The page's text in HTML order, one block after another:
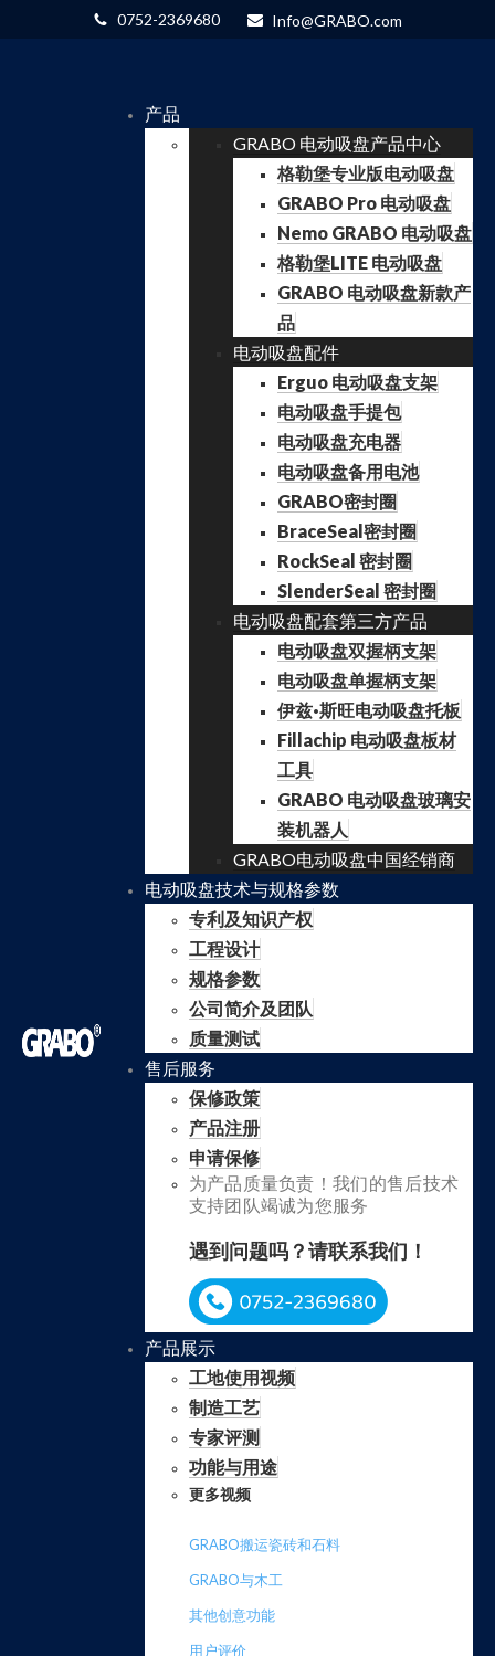
0752-2369680 Info@GRABO.com
产品
GRABO 电动吸盘产品中心
格勒堡专业版电动吸盘
GRABO Pro 电动吸盘
Nemo GRABO 电动吸盘
格勒堡LITE 电动吸盘
GRABO 电动吸盘新款产
品
电动吸盘配件
Erguo 电动吸盘支架
电动吸盘手提包
电动吸盘充电器
电动吸盘备用电池
GRABO密封圈
BraceSeal密封圈
RockSeal 密封圈
SlenderSeal 密封圈
电动吸盘配套第三方产品
电动吸盘双握柄支架
电动吸盘单握柄支架
伊兹·斯旺电动吸盘托板
Fillachip 电动吸盘板材
工具
GRABO 电动吸盘玻璃安
装机器人
GRABO电动吸盘中国经销商
电动吸盘技术与规格参数
专利及知识产权
工程设计
规格参数
公司简介及团队
质量测试
售后服务
保修政策
产品注册
申请保修
为产品质量负责！我们的售后技术
支持团队竭诚为您服务
遇到问题吗？请联系我们！
产品展示
工地使用视频
制造工艺
专家评测
功能与用途
更多视频
GRABO搬运瓷砖和石料
GRABO与木工
其他创意功能
用户评价